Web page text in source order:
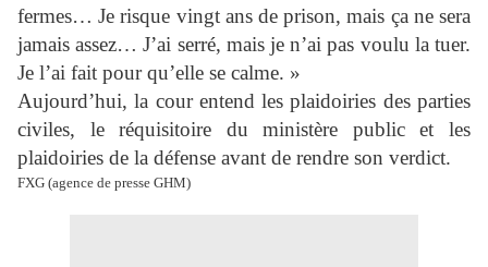
fermes… Je risque vingt ans de prison, mais ça ne sera
jamais assez… J’ai serré, mais je n’ai pas voulu la tuer.
Je l’ai fait pour qu’elle se calme. »
Aujourd’hui, la cour entend les plaidoiries des parties
civiles, le réquisitoire du ministère public et les
plaidoiries de la défense avant de rendre son verdict.
FXG (agence de presse GHM)